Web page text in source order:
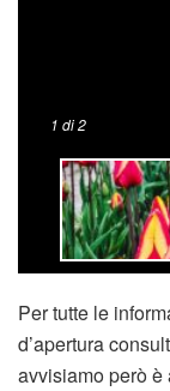
1 di 2
Per tutte le
d’apertura
avvisiamo però è